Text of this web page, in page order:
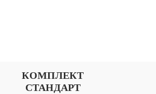
КОМПЛЕКТ
СТАНДАРТ